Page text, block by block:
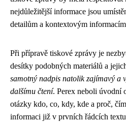
nejdůležitější informace jsou
detailům a kontextovým
Při přípravě tiskové zprávy je
desítky podobných materiálů a
samotný nadpis natolik zajímavý a
dalšímu čtení. Perex neboli úvodní
otázky kdo, co, kdy, kde a proč,
informaci již v prvních řádcích